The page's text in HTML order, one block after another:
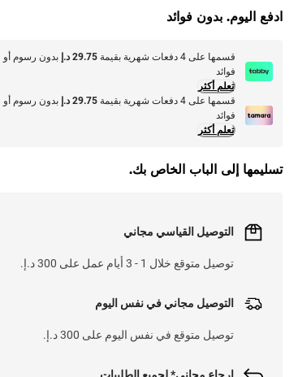
ادفع اليوم. بدون فوائد
قسمها على 4 دفعات شهرية بقيمة 29.75 د.إ
بدون رسوم أو
فوائد
تعلم أكثر
قسمها على 4 دفعات شهرية بقيمة
29.75 د.إ
بدون رسوم أو
فوائد
تعلم أكثر
تسليمها إلى الباب الخاص بك.
التوصيل القياسي مجاني
توصيل متوقع خلال 1 - 3 أيام عمل على 300 د.إ.
التوصيل مجاني في نفس اليوم
توصيل متوقع في نفس اليوم على 300 د.إ.